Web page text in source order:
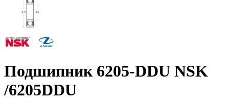
Подшипник 6205-DDU NSK
/6205DDU